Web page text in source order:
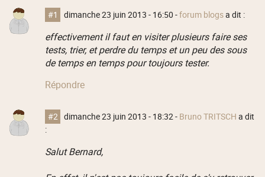
#1 dimanche 23 juin 2013 - 16:50 -forum blogsa dit :
effectivement il faut en visiter plusieurs faire ses
tests, trier, et perdre du temps et un peu des sous
de temps en temps pour toujours tester.
Répondre
#2 dimanche 23 juin 2013 - 18:32- Bruno TRITSCH a dit
:
Salut Bernard,